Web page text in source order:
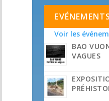
EVÉNEMENTS
Voir les
BAO
VAGUES